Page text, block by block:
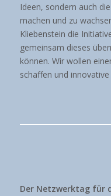
Ideen, sondern auch
machen und zu
Kliebenstein die
gemeinsam dieses
können. Wir wollen
schaffen und
Der Netzwerktag für